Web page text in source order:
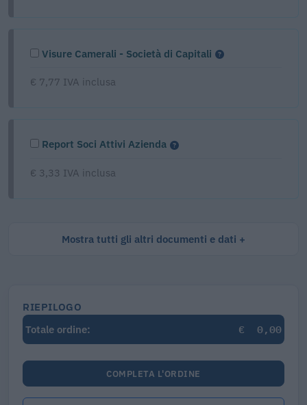
Visure Camerali - Società di Capitali
€ 7,77 IVA inclusa
Report Soci Attivi Azienda
€ 3,33 IVA inclusa
Mostra tutti gli altri documenti e dati
RIEPILOGO
Totale ordine:
€ 0,00
COMPLETA L'ORDINE